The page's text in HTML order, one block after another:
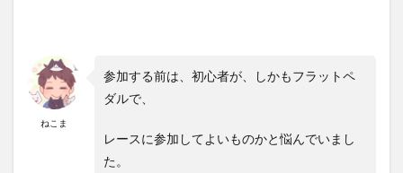
ねこま
参加する前は、初心者が、しかもフラットペ
ダルで、
レースに参加してよいものかと悩んでいまし
た。